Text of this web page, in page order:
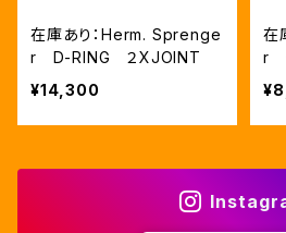
在庫あり：Herm. Sprenge
r D-RING ２XJOINT
¥14,300
在
r